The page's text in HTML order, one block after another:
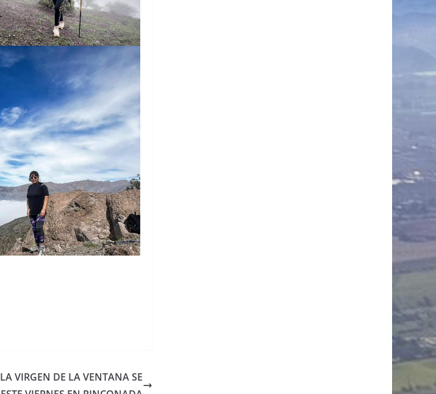
VIRGEN DE LA VENTANA SE